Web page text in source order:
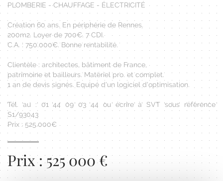
PLOMBERIE - CHAUFFAGE - ÉLECTRICITÉ
Création 60 ans. En périphérie de Rennes.
200m2. Loyer de 700€. 7 CDI.
C.A. : 750.000€. Bonne rentabilité.
Clientèle : architectes, bâtiment de France,
patrimoine et bailleurs. Matériel pro. et complet.
1 an de devis signés. Equipé d'un logiciel d'optimisation.
Tél. au : 01 44 09 03 44 ou écrire à SVT sous référence
S1/93043
Prix : 525.000€
Prix : 525 000 €